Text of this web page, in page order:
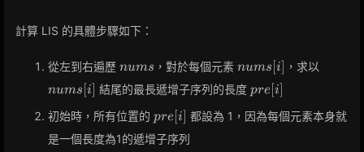
計算 LIS 的具體步驟如下：
從左到右遍歷 nums
nums ，對於每個元素 nums[i]
nums i ，求以
nums i 結尾的最長遞增子序列的長度 pre[i]
pre [i
初始時，所有位置的 pre[i]
pre [i] 都設為 1，因為每個元素本身就
是一個長度為1的遞增子序列